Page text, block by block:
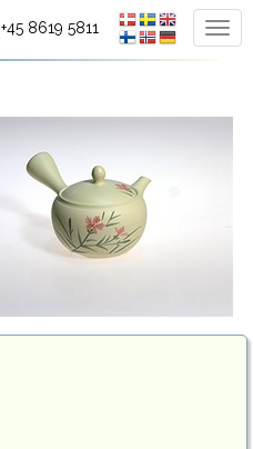
+45 8619 5811